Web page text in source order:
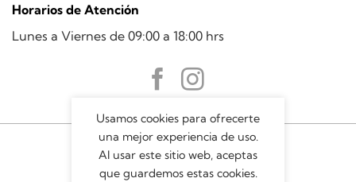
Horarios de Atención
Lunes a Viernes de 09:00 a 18:00 hrs
Usamos cookies para ofrecerte
una mejor experiencia de uso.
Al usar este sitio web, aceptas
que guardemos estas cookies.